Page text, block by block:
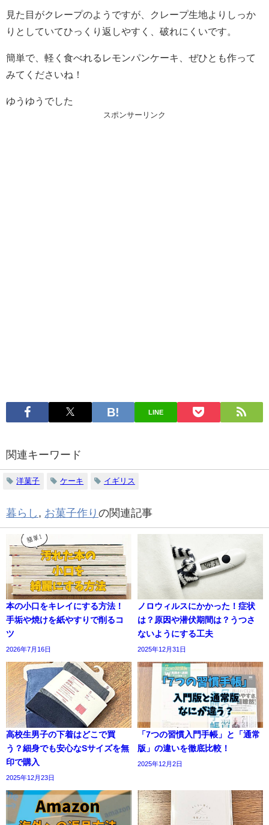
見た目がクレープのようですが、クレープ生地よりしっか
りとしていてひっくり返しやすく、破れにくいです。
簡単で、軽く食べれるレモンパンケーキ、ぜひとも作って
みてくださいね！
ゆうゆうでした
スポンサーリンク
LINE
関連キーワード
洋菓子 ケーキ イギリス
暮らし , お菓子作り の関連記事
本の小口をキレイにする方法！
手垢や焼けを紙やすりで削るコ
ツ
2026年7月16日
ノロウィルスにかかった！症状
は？原因や潜伏期間は？うつさ
ないようにする工夫
2025年12月31日
高校生男子の下着はどこで買
う？細身でも安心なSサイズを無
印で購入
2025年12月23日
「7つの習慣入門手帳」と「通常
版」の違いを徹底比較！
2025年12月2日